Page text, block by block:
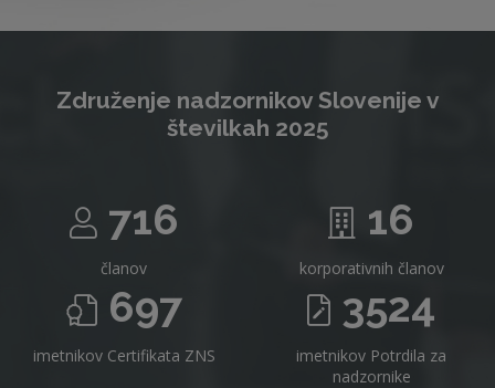
Združenje nadzornikov Slovenije v
številkah 2025
716
članov
16
korporativnih članov
697
imetnikov Certifikata ZNS
3524
imetnikov Potrdila za
nadzornike